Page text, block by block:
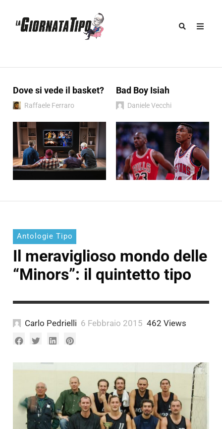
Dove si vede il basket?
Raffaele Ferraro
Bad Boy Isiah
Daniele Vecchi
Antologie Tipo
Il meraviglioso mondo delle
“Minors”: il quintetto tipo
Carlo Pedrielli 6 Febbraio 2015 462 Views